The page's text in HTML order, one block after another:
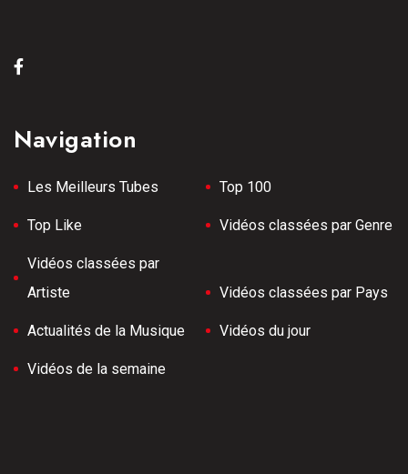
Navigation
Les Meilleurs Tubes Top 100
Top Like Vidéos classées par Genre
Vidéos classées par
Artiste
Vidéos classées par Pays
Actualités de la Musique Vidéos du jour
Vidéos de la semaine